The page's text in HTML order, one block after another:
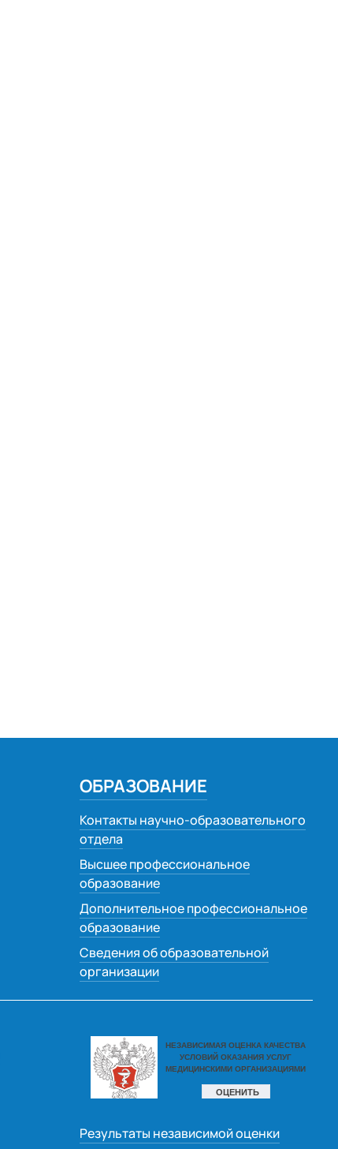
ОБРАЗОВАНИЕ
Контакты научно-образовательного
отдела
Высшее профессиональное
образование
Дополнительное профессиональное
образование
Сведения об образовательной
организации
Результаты независимой оценки